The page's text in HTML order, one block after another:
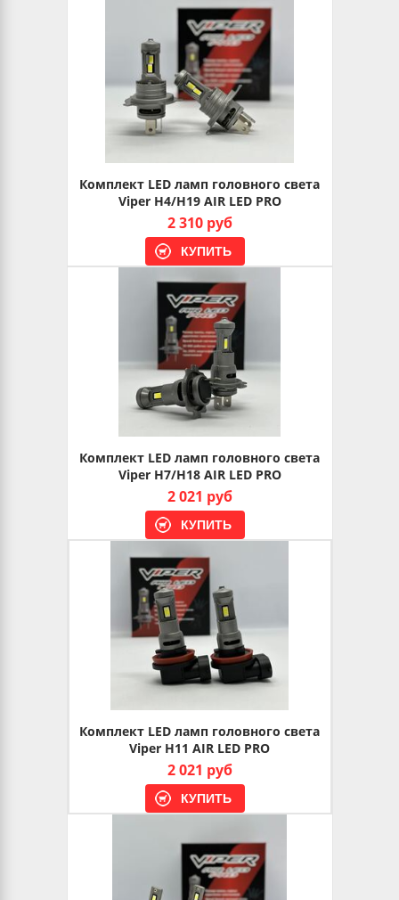
Комплект LED ламп головного света
Viper H4/H19 AIR LED PRO
2 310 руб
Комплект LED ламп головного света
Viper H7/H18 AIR LED PRO
2 021 руб
Комплект LED ламп головного света
Viper H11 AIR LED PRO
2 021 руб